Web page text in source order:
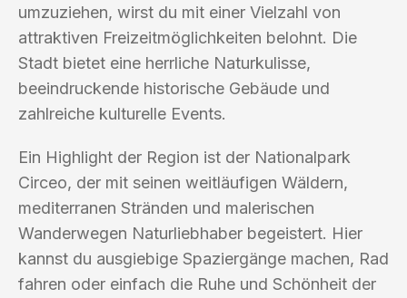
umzuziehen, wirst du mit einer Vielzahl von
attraktiven Freizeitmöglichkeiten belohnt. Die
Stadt bietet eine herrliche Naturkulisse,
beeindruckende historische Gebäude und
zahlreiche kulturelle Events.
Ein Highlight der Region ist der Nationalpark
Circeo, der mit seinen weitläufigen Wäldern,
mediterranen Stränden und malerischen
Wanderwegen Naturliebhaber begeistert. Hier
kannst du ausgiebige Spaziergänge machen, Rad
fahren oder einfach die Ruhe und Schönheit der